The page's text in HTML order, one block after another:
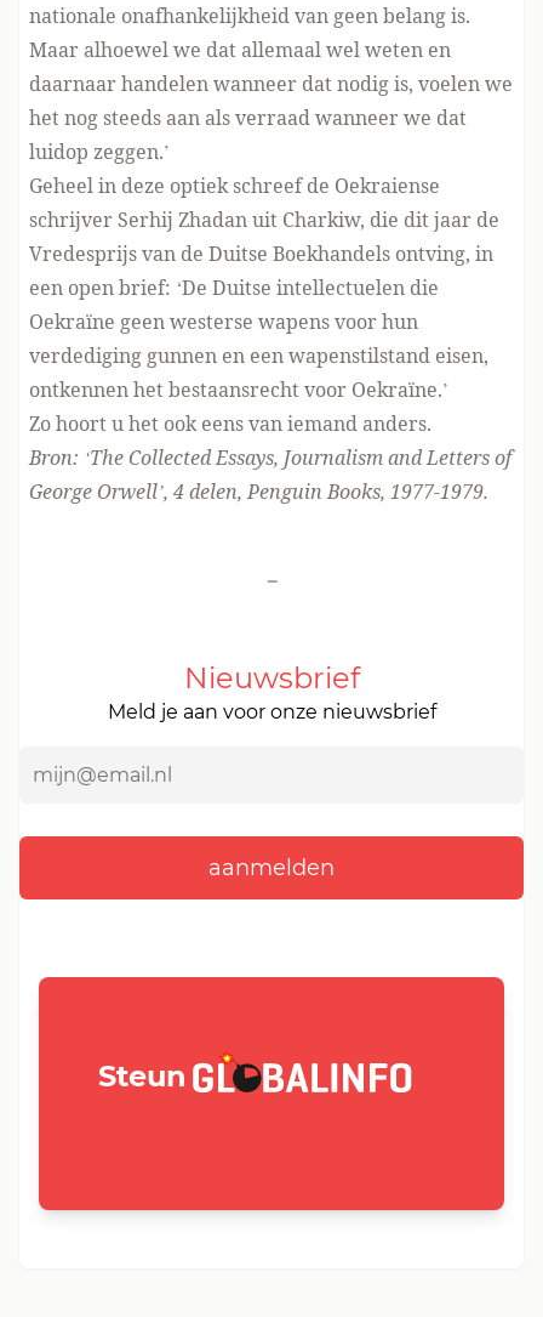
nationale onafhankelijkheid van geen belang is.
Maar alhoewel we dat allemaal wel weten en
daarnaar handelen wanneer dat nodig is, voelen we
het nog steeds aan als verraad wanneer we dat
luidop zeggen.’
Geheel in deze optiek schreef de Oekraiense
schrijver Serhij Zhadan uit Charkiw, die dit jaar de
Vredesprijs van de Duitse Boekhandels ontving, in
een open brief: ‘De Duitse intellectuelen die
Oekraïne geen westerse wapens voor hun
verdediging gunnen en een wapenstilstand eisen,
ontkennen het bestaansrecht voor Oekraïne.’
Zo hoort u het ook eens van iemand anders.
Bron: ‘The Collected Essays, Journalism and Letters of
George Orwell’, 4 delen, Penguin Books, 1977-1979.
-
Nieuwsbrief
Meld je aan voor onze nieuwsbrief
Steun GLOBALINFO.nl